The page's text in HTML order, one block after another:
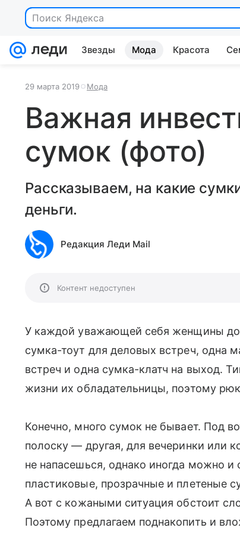
Поиск Яндекса
Звезды Мода Красота
29 марта 2019 Мода
Важная
сумок (фото)
Рассказываем, на какие
деньги.
Редакция Леди Mail
Контент недоступен
У каждой уважающей себя женщины
сумка-тоут для деловых встреч, одна
встреч и одна сумка-клатч на выход.
жизни их обладательницы, поэтому
Конечно, много сумок не бывает. Под
полоску — другая, для вечеринки или
не напасешься, однако иногда можно
пластиковые, прозрачные и плетеные
А вот с кожаными ситуация обстоит
Поэтому предлагаем поднакопить и